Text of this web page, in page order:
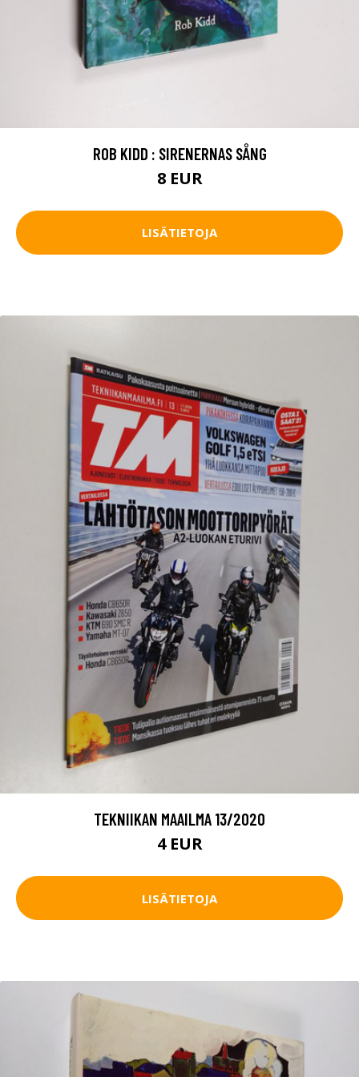
ROB KIDD : SIRENERNAS SÅNG
8 EUR
LISÄTIETOJA
TEKNIIKAN MAAILMA 13/2020
4 EUR
LISÄTIETOJA